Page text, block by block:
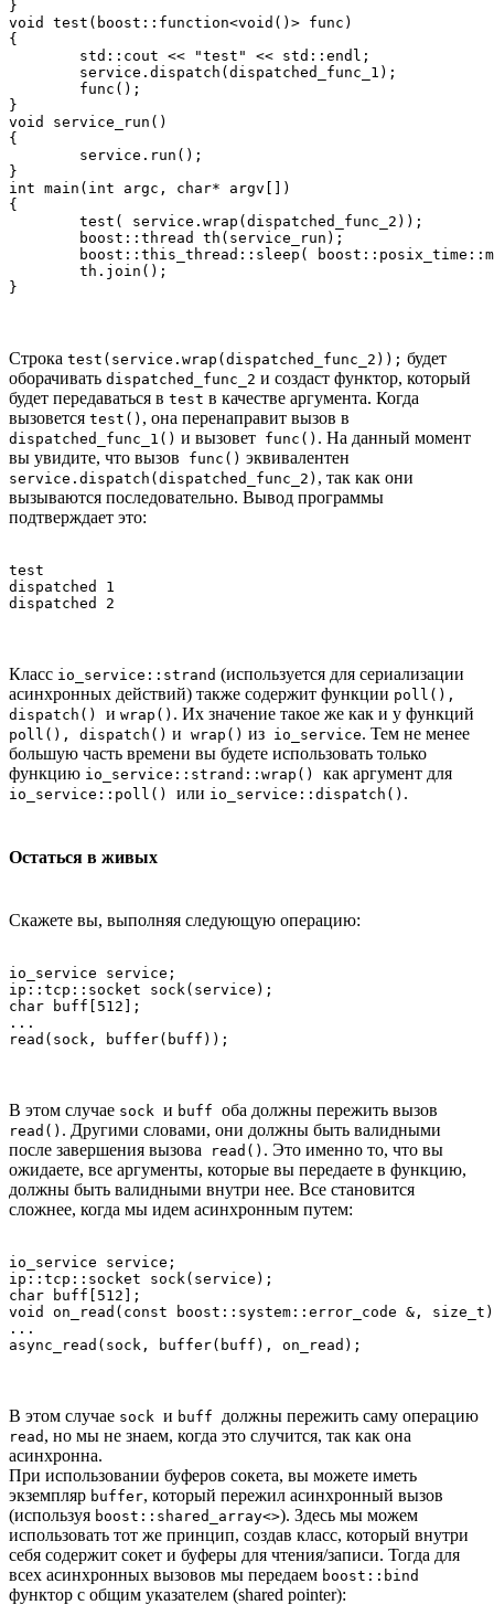
}
void test(boost::function<void()> func)
{
}
void service_run()
{
}
int main(int argc, char* argv[])
{
Строка test(service.wrap(dispatched_func_2)); будет
оборачивать dispatched_func_2 и создаст функтор, который
будет передаваться в test в качестве аргумента. Когда
вызовется test() , она перенаправит вызов в
dispatched_func_1() и вызовет func() . На данный момент
вы увидите, что вызов func() эквивалентен
service.dispatch(dispatched_func_2) , так как они
вызываются последовательно. Вывод программы
подтверждает это:
test
dispatched 1
Класс io_service::strand (используется для сериализации
асинхронных действий) также содержит функции poll(),
dispatch() и wrap() . Их значение такое же как и у функций
poll(), dispatch() и wrap() из io_service. Тем не менее
большую часть времени вы будете использовать только
функцию io_service::strand::wrap() как аргумент для
io_service::poll() или io_service::dispatch() .
Остаться в живых
Скажете вы, выполняя следующую операцию:
io_service service;
ip::tcp::socket sock(service);
char buff[512];
...
В этом случае sock и buff оба должны пережить вызов
read() . Другими словами, они должны быть валидными
после завершения вызова read() . Это именно то, что вы
ожидаете, все аргументы, которые вы передаете в функцию,
должны быть валидными внутри нее. Все становится
сложнее, когда мы идем асинхронным путем:
io_service service;
ip::tcp::socket sock(service);
char buff[512];
void on_read(const boost::system::error_code &,
...
В этом случае sock и buff должны пережить саму операцию
read , но мы не знаем, когда это случится, так как она
асинхронна.
При использовании буферов сокета, вы можете иметь
экземпляр buffer, который пережил асинхронный вызов
(используя boost::shared_array<>). Здесь мы можем
использовать тот же принцип, создав класс, который внутри
себя содержит сокет и буферы для чтения/записи. Тогда для
всех асинхронных вызовов мы передаем boost::bind
функтор с общим указателем (shared pointer):